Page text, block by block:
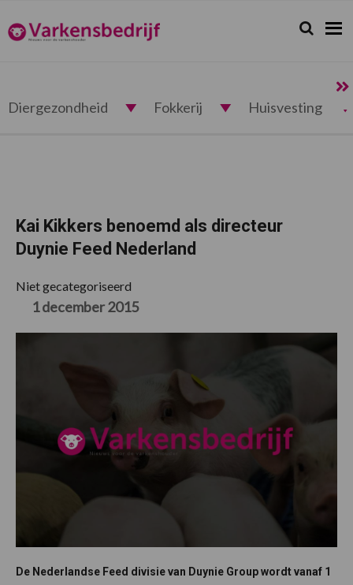
de
hoofdnavigatie
de
hoofd
de
eerste
de
voettekst
Varkensbedrijf.nl Zoeken...
Zoek
Diergezondheid Fokkerij Huisvesting
Kai Kikkers benoemd als directeur
Duynie Feed Nederland
Niet gecategoriseerd
1 december 2015
De Nederlandse Feed divisie van Duynie Group wordt vanaf 1